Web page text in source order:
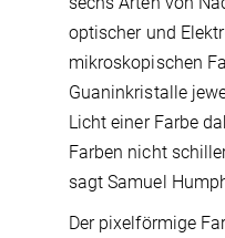
optischer und
mikroskopischen
Guaninkristalle
Licht einer Farbe
Farben nicht
sagt Samuel
Der pixelförmige